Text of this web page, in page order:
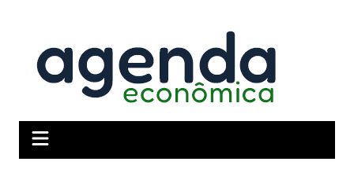
conteúdo